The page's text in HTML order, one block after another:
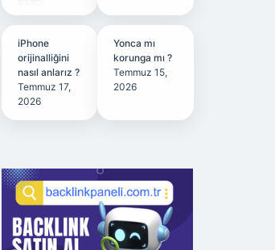
iPhone
orijinalliğini
nasıl anlarız ?
Temmuz 17,
2026
Yonca mı
korunga mı ?
Temmuz 15,
2026